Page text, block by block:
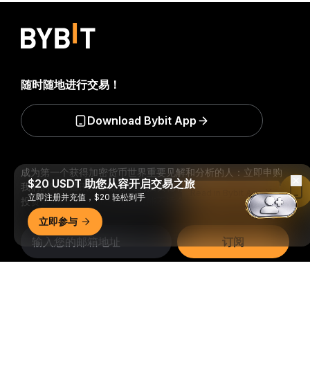
成为第一个获得加密货币世界重要见解和分析的人：立即申购
我们的时事通讯。全部形式的投资都存在风险，包括损失所有
投资金额的风险。此类活动可能不适合所有人。
订阅
随时随地进行交易！
Download Bybit App
$20 USDT 助您从容开启交易之旅
立即注册并充值，$20 轻松到手
立即参与
Read in Bybit App